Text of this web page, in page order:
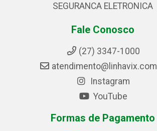
SEGURANCA ELETRONICA
Fale Conosco
(27) 3347-1000
Instagram
YouTube
Formas de Pagamento